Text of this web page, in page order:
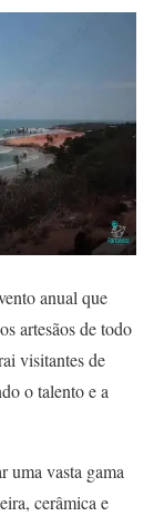
anual que
artesãos de todo
visitantes de
o talento e a
uma vasta gama
cerâmica e